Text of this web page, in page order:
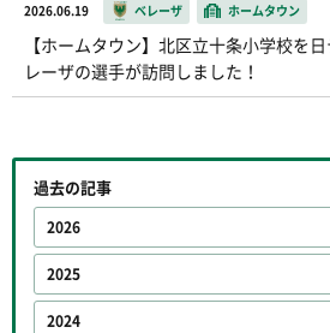
2026.06.19 ベレーザ ホームタウン
【ホームタウン】北区立十条小学校を
レーザの選手が訪問しました！
過去の記事
2026
2025
2024